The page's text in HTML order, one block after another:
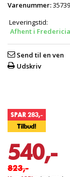
Varenummer:35739
Leveringstid:
Afhent i
Send til en ven
Udskriv
SPAR 283,-
Tilbud!
540,-
823,-